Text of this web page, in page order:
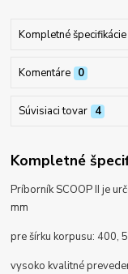
Kompletné špecifikácie
Komentáre 0
Súvisiaci tovar 4
Kompletné
Príborník SCOOP II je
mm
pre šírku korpusu: 400,
vysoko kvalitné